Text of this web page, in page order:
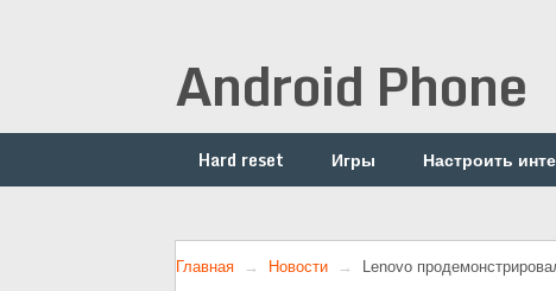
Android Phone
Hard reset Игры Настроить
Главная Новости Lenovo